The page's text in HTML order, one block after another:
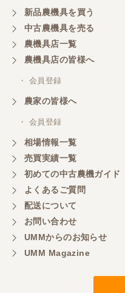
新品農機具を買う
中古農機具を売る
農機具店一覧
農機具店の皆様へ
・ 会員登録
農家の皆様へ
・ 会員登録
相場情報一覧
売買実績一覧
初めての中古農機ガイド
よくあるご質問
配送について
お問い合わせ
UMMからのお知らせ
UMM Magazine